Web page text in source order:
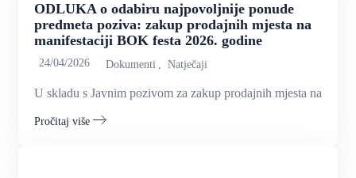
ODLUKA o odabiru najpovoljnije ponude
predmeta poziva: zakup prodajnih mjesta na
manifestaciji BOK festa 2026. godine
24/04/2026 Dokumenti Natječaji
U skladu s Javnim pozivom za zakup prodajnih mjesta na.
Pročitaj više